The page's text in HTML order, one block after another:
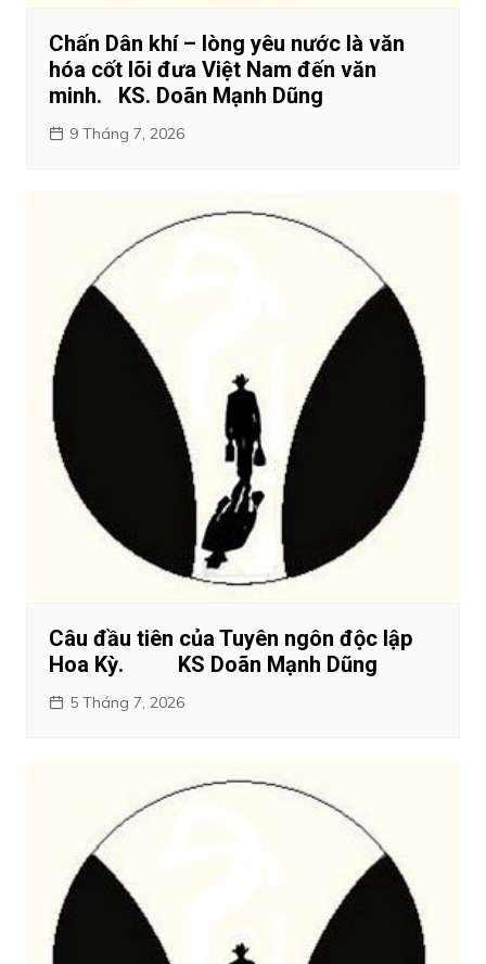
Chấn Dân khí – lòng yêu nước là văn
hóa cốt lõi đưa Việt Nam đến văn
minh. KS. Doãn Mạnh Dũng
9 Tháng 7, 2026
Câu đầu tiên của Tuyên ngôn độc lập
Hoa Kỳ. KS Doãn Mạnh Dũng
5 Tháng 7, 2026